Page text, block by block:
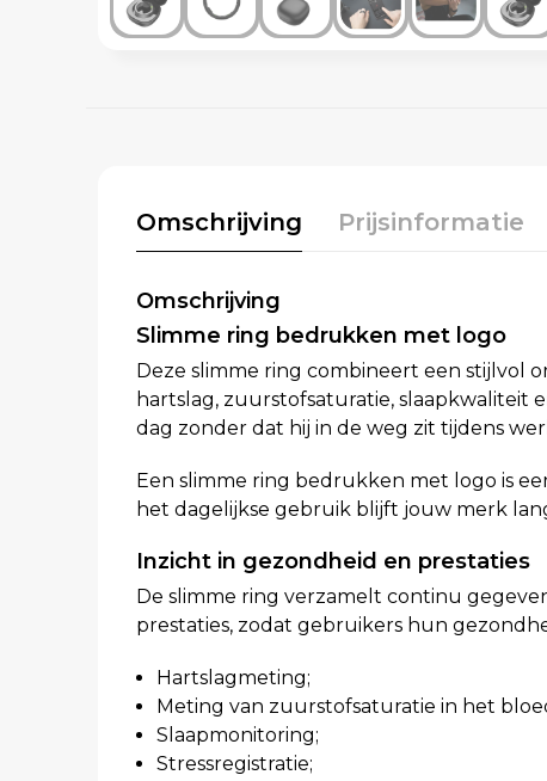
Omschrijving Prijsinformatie
Omschrijving
Slimme ring bedrukken met logo
Deze slimme ring combineert een stijlvol
hartslag, zuurstofsaturatie, slaapkwaliteit
dag zonder dat hij in de weg zit tijdens
Een slimme ring bedrukken met logo is
het dagelijkse gebruik blijft jouw merk
Inzicht in gezondheid en prestaties
De slimme ring verzamelt continu
prestaties, zodat gebruikers hun
Hartslagmeting;
Meting van zuurstofsaturatie in het
Slaapmonitoring;
Stressregistratie;